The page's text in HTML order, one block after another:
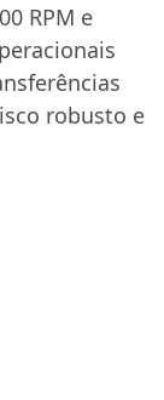
RPM e
robusto e